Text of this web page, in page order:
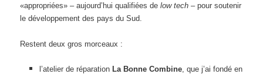
«appropriées» – aujourd’hui qualifiées delow tech – pour soutenir
le développement des pays du Sud.
Restent deux gros morceaux :
l’atelier de réparation La Bonne Combine, que j’ai fondé en